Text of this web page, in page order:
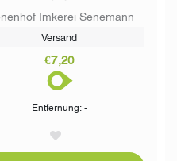
Imkerei Senemann
Versand
€7,20
Entfernung: -